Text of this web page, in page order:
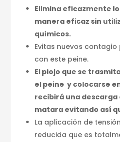
Elimina eficazmente
manera eficaz sin
químicos.
Evitas nuevos
con este peine.
El piojo que se
el peine y colocarse
recibirá una descarga
matara evitando así
La aplicación de
reducida que es